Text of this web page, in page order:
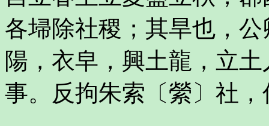
各埽除社稷；其旱也，
陽，衣皁，興土龍，立
事。反拘朱索〔縈〕社